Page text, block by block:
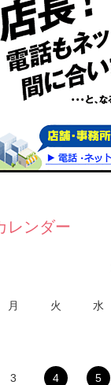
レンダー
月 火 水
3 4 5